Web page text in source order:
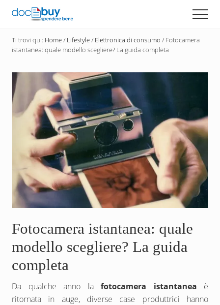
Menu
Passa
principale
un
acquirente
consapevole
DocBuy
Ti trovi qui: Home/ Lifestyle/ Elettronica di consumo / Fotocamera
istantanea: quale modello scegliere? La guida completa
Fotocamera istantanea: quale
modello scegliere? La guida
completa
Da qualche anno la fotocamera istantanea è
ritornata in auge, diverse case produttrici hanno